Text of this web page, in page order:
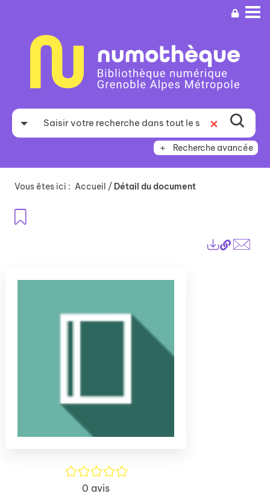
recherche
Recherche avancée
Vous êtes ici : Accueil / Détail du document
Lien
/5
0 avis